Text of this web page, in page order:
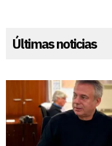
Últimas noticias